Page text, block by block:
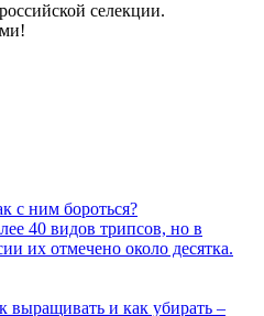
селекции.
с ним бороться?
40 видов трипсов, но в
их отмечено около десятка.
выращивать и как убирать –